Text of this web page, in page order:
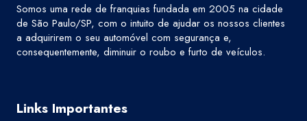
Somos uma rede de franquias fundada em 2005 na cidade
de São Paulo/SP, com o intuito de ajudar os nossos clientes
a adquirirem o seu automóvel com segurança e,
consequentemente, diminuir o roubo e furto de veículos.
Links Importantes